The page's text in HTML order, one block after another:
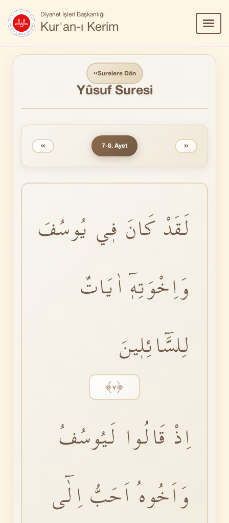
Diyanet İşleri Başkanlığı
Kur'an-ı Kerim
Aç/
‹‹Surelere Dön
Yûsuf Suresi
‹‹ 7-8. Ayet ››
لَقَدْ كَانَ فٖي يُوسُفَ
وَاِخْوَتِهٖٓ اٰيَاتٌ
لِلسَّٓائِلٖينَ
﴿٧﴾
اِذْ قَالُوا لَيُوسُفُ
وَاَخُوهُ اَحَبُّ اِلٰٓى